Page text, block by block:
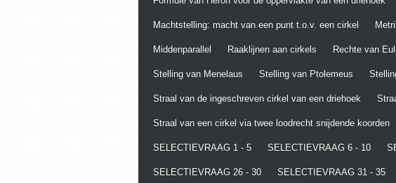
Machtstelling: macht van een punt t.o.v. een cirkel
Middenparallel Raaklijnen aan cirkels Rechte van
Stelling van Menelaus Stelling van Ptolemeus
Straal van de ingeschreven cirkel van een driehoek
Straal van een cirkel via twee loodrecht snijdende koorden
SELECTIEVRAAG 1 - 5 SELECTIEVRAAG 6 - 10
SELECTIEVRAAG 26 - 30 SELECTIEVRAAG 31 - 35